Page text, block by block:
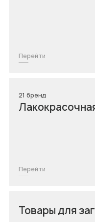
Перейти
21 бренд
Перейти
Товары для